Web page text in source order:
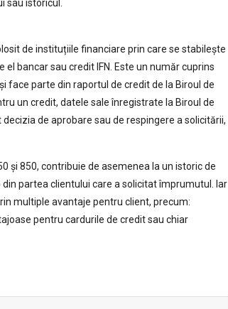
sau istoricul.
de instituțiile financiare prin care se stabilește
bancar sau credit IFN. Este un număr cuprins
face parte din raportul de credit de la Biroul de
un credit, datele sale înregistrate la Biroul de
de aprobare sau de respingere a solicitării,
și 850, contribuie de asemenea la un istoric de
partea clientului care a solicitat împrumutul. Iar
multiple avantaje pentru client, precum:
pentru cardurile de credit sau chiar